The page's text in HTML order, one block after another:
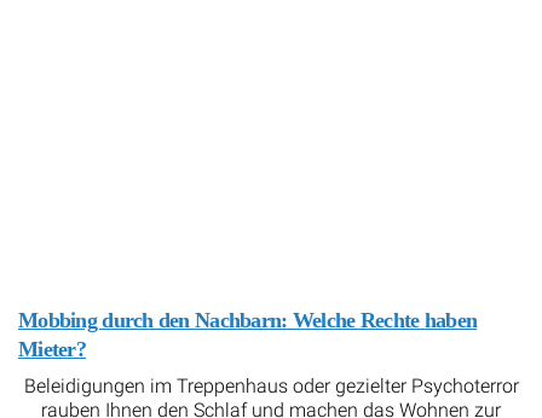
Mobbing durch den Nachbarn: Welche Rechte haben
Mieter?
Beleidigungen im Treppenhaus oder gezielter Psychoterror
rauben Ihnen den Schlaf und machen das Wohnen zur